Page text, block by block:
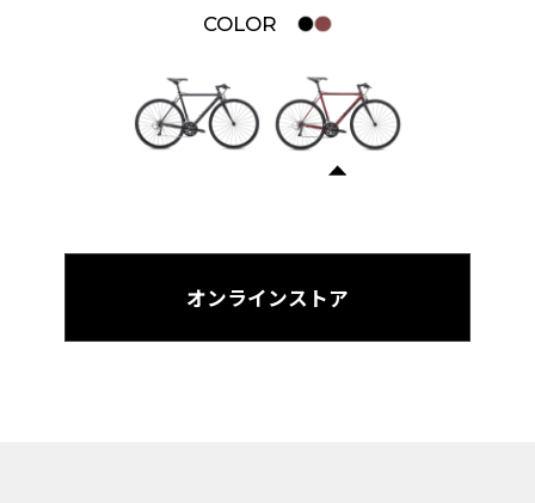
COLOR
オンラインストア